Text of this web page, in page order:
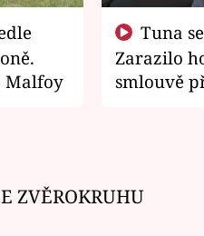
Malfoy
Zarazilo
smlouvě
ZVĚROKRUHU